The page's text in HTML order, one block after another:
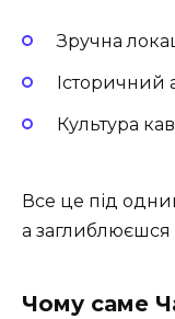
Зручна
Історичний
Культура
Все це під
а заглиблюєшся
Чому саме